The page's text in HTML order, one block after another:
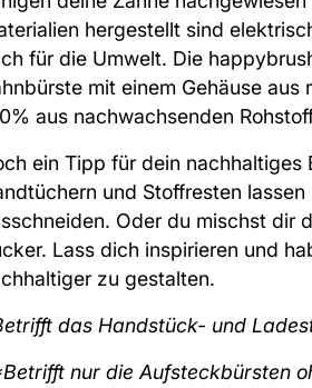
hergestellt sind
für die Umwelt. Die
mit einem Gehäuse
aus nachwachsenden
ein Tipp für dein
und Stoffresten
Oder du mischst dir
Lass dich inspirieren und
zu gestalten.
das Handstück- und
nur die Aufsteckbürsten